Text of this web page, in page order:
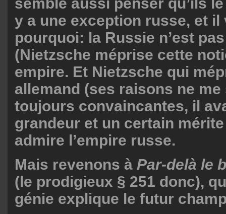
semble aussi penser qu’ils
y a une exception russe, et il
pourquoi: la Russie n’est
(Nietzsche méprise cette
empire. Et Nietzsche qui
allemand (ses raisons ne
toujours convaincantes, il
grandeur et un certain
admire l’empire russe.
Mais revenons à Par-delà le
(le prodigieux § 251 donc),
génie explique le futur